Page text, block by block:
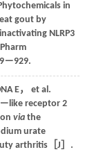
in
gout by
NLRP3
－929.
E， et al.
like receptor 2
viathe
urate
arthritis［J］.